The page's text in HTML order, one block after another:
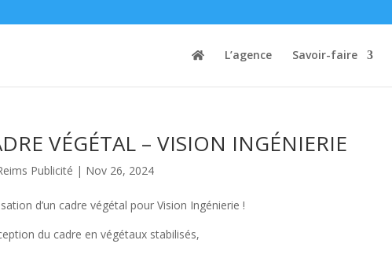
L’agence Savoir-faire
VÉGÉTAL – VISION INGÉNIERIE
Publicité | Nov 26, 2024
d’un cadre végétal pour Vision Ingénierie !
du cadre en végétaux stabilisés,